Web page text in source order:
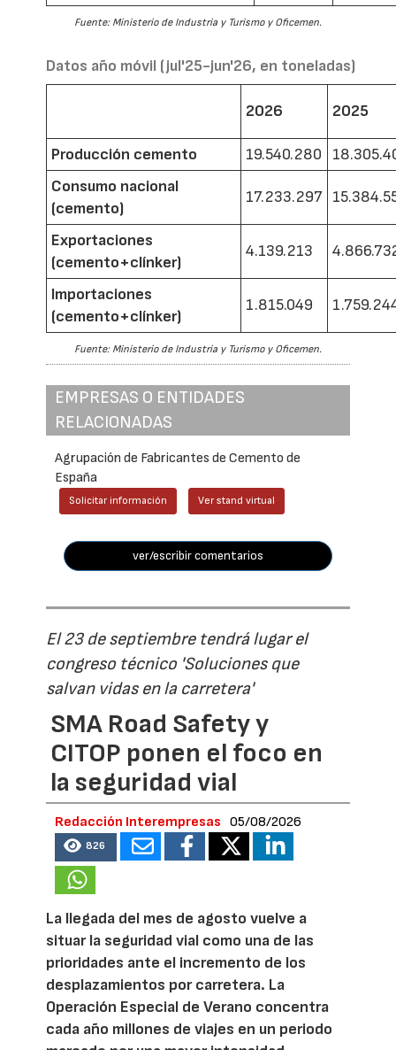
Fuente: Ministerio de Industria y Turismo y Oficemen.
Datos año móvil (jul'25-jun'26, en toneladas)
2026 2025
Producción cemento 19.540.280
Consumo nacional
(cemento)
17.233.297
Exportaciones
(cemento+clínker)
4.139.213
Importaciones
(cemento+clínker)
1.815.049
Fuente: Ministerio de Industria y Turismo y Oficemen.
EMPRESAS O ENTIDADES
RELACIONADAS
Agrupación de Fabricantes de Cemento de
España
Solicitar información Ver stand virtual
ver/escribir comentarios
El 23 de septiembre tendrá lugar el
congreso técnico 'Soluciones que
salvan vidas en la carretera'
SMA Road Safety y
CITOP ponen el foco en
la seguridad vial
Redacción Interempresas 05/08/2026
826
La llegada del mes de agosto vuelve a
situar la seguridad vial como una de las
prioridades ante el incremento de los
desplazamientos por carretera. La
Operación Especial de Verano concentra
cada año millones de viajes en un periodo